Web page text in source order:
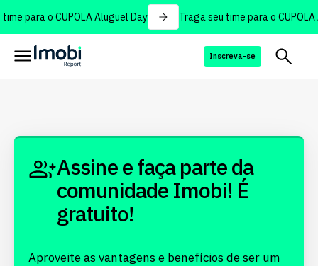
para o CUPOLA Aluguel Day Traga seu time para o CUPOLA
Inscreva-se
Assine e faça parte da
comunidade Imobi! É
gratuito!
Aproveite as vantagens e benefícios de ser um